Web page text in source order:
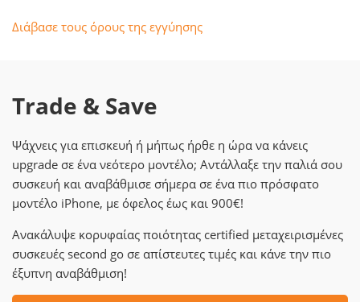
Διάβασε τους όρους της εγγύησης
Trade & Save
Ψάχνεις για επισκευή ή μήπως ήρθε η ώρα να κάνεις
upgrade σε ένα νεότερο μοντέλο; Αντάλλαξε την παλιά σου
συσκευή και αναβάθμισε σήμερα σε ένα πιο πρόσφατο
μοντέλο iPhone, με όφελος έως και 900€!
Ανακάλυψε κορυφαίας ποιότητας certified μεταχειρισμένες
συσκευές second go σε απίστευτες τιμές και κάνε την πιο
έξυπνη αναβάθμιση!